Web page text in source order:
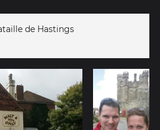
de Hastings